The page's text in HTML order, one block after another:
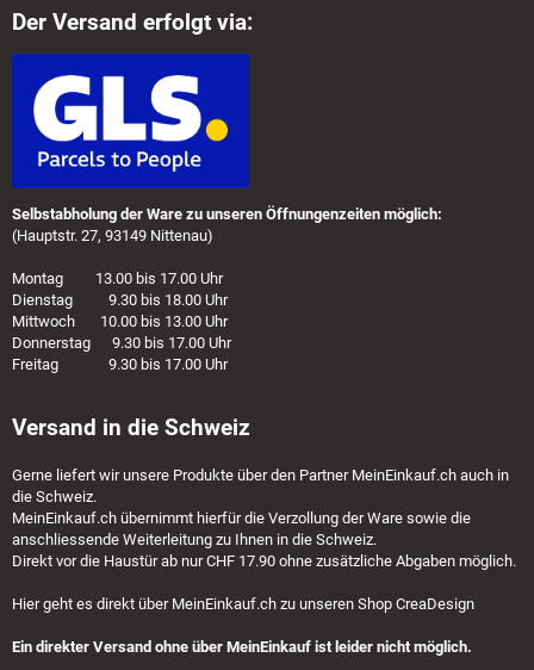
Der Versand erfolgt via:
Selbstabholung der Ware zu unseren Öffnungenzeiten möglich:
(Hauptstr. 27, 93149 Nittenau)
Montag 13.00 bis 17.00 Uhr
Dienstag 9.30 bis 18.00 Uhr
Mittwoch 10.00 bis 13.00 Uhr
Donnerstag 9.30 bis 17.00 Uhr
Freitag 9.30 bis 17.00 Uhr
Versand in die Schweiz
Gerne liefert wir unsere Produkte über den Partner MeinEinkauf.ch auch in
die Schweiz.
MeinEinkauf.ch übernimmt hierfür die Verzollung der Ware sowie die
anschliessende Weiterleitung zu Ihnen in die Schweiz.
Direkt vor die Haustür ab nur CHF 17.90 ohne zusätzliche Abgaben möglich.
Hier geht es direkt über MeinEinkauf.ch zu unseren Shop CreaDesign
Ein direkter Versand ohne über MeinEinkauf ist leider nicht möglich.